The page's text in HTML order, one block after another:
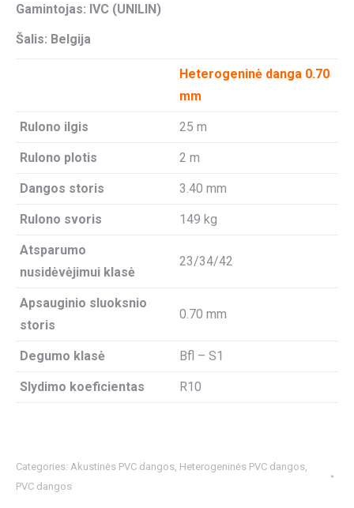
Gamintojas: IVC (UNILIN)
Šalis: Belgija
Heterogeninė danga 0.70
mm
Rulono ilgis 25 m
Rulono plotis 2 m
Dangos storis 3.40 mm
Rulono svoris 149 kg
Atsparumo
nusidėvėjimui klasė
23/34/42
Apsauginio sluoksnio
storis
0.70 mm
Degumo klasė Bfl – S1
Slydimo koeficientas R10
Categories: Akustinės PVC dangos, Heterogeninės PVC dangos,
PVC dangos